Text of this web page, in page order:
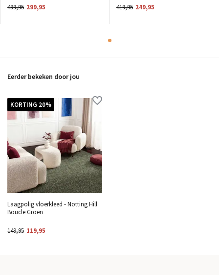
499,95 299,95 419,95 249,95
Eerder bekeken door jou
KORTING 20%
Laagpolig vloerkleed - Notting Hill
Boucle Groen
149,95 119,95